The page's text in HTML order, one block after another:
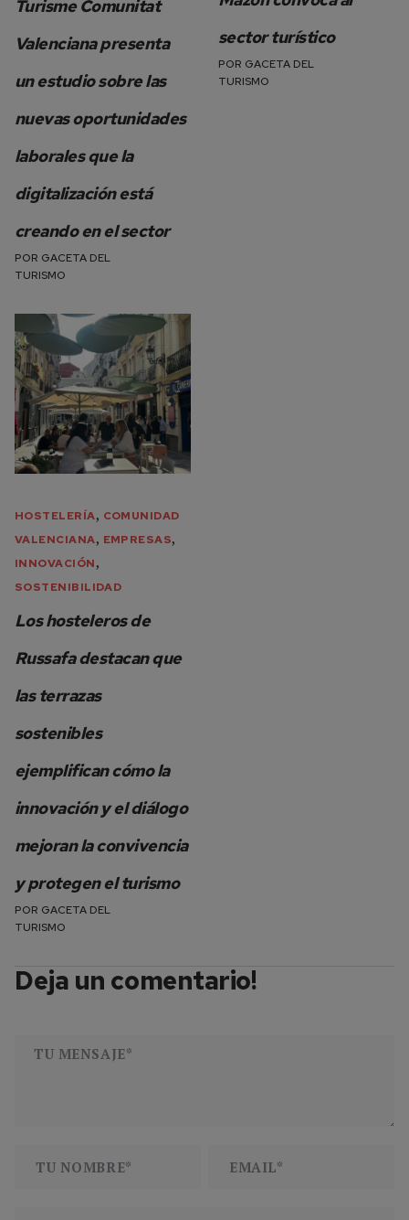
Turisme Comunitat
Valenciana presenta
un estudio sobre las
nuevas oportunidades
laborales que la
digitalización está
creando en el sector
POR GACETA DEL
TURISMO
sector turístico
POR GACETA DEL
TURISMO
HOSTELERÍA, COMUNIDAD
VALENCIANA, EMPRESAS,
INNOVACIÓN,
SOSTENIBILIDAD
Los hosteleros de
Russafa destacan que
las terrazas
sostenibles
ejemplifican cómo la
innovación y el diálogo
mejoran la convivencia
y protegen el turismo
POR GACETA DEL
TURISMO
Deja un comentario!